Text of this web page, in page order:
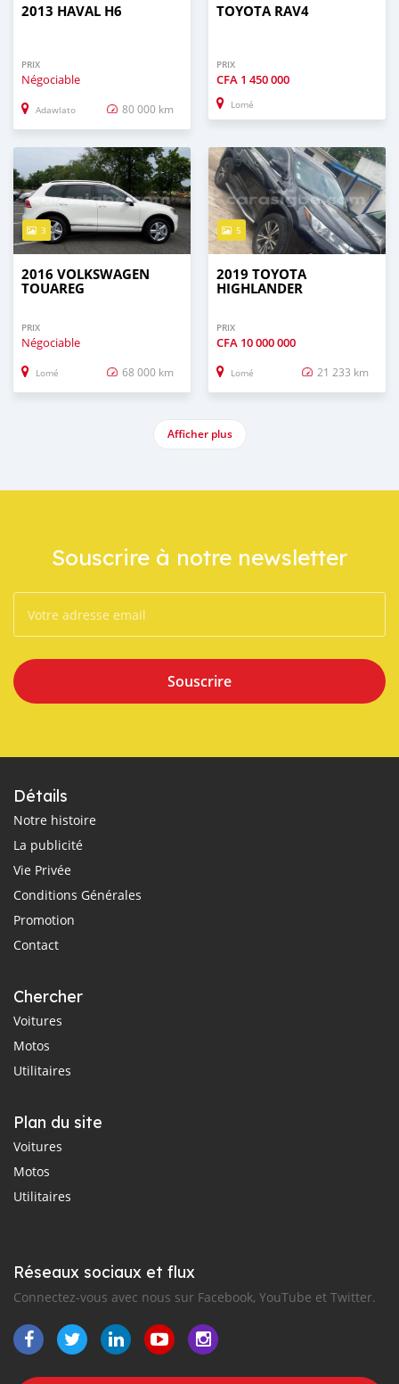
2013 HAVAL H6
PRIX
Négociable
Adawlato 80 000 km
TOYOTA RAV4
PRIX
CFA 1 450 000
Lomé
3
2016 VOLKSWAGEN
TOUAREG
PRIX
Négociable
Lomé 68 000 km
5
2019 TOYOTA
HIGHLANDER
PRIX
CFA 10 000 000
Lomé 21 233 km
Afficher plus
Souscrire à notre newsletter
Souscrire
Détails
Notre histoire
La publicité
Vie Privée
Conditions Générales
Promotion
Contact
Chercher
Voitures
Motos
Utilitaires
Plan du site
Voitures
Motos
Utilitaires
Réseaux sociaux et flux
Connectez-vous avec nous sur Facebook, YouTube et Twitter.